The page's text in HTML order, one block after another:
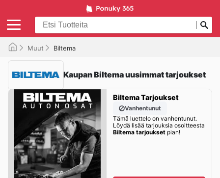
Muut Biltema
Kaupan Biltema uusimmat tarjoukset
Biltema Tarjoukset
Vanhentunut
Tämä luettelo on vanhentunut.
Löydä lisää tarjouksia osoitteesta
Biltema tarjouksetpian!